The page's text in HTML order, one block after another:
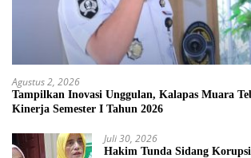
Agustus 2, 2026
Tampilkan Inovasi Unggulan, Kalapas Muara
Kinerja Semester I Tahun 2026
Juli 30, 2026
Hakim Tunda Sidang